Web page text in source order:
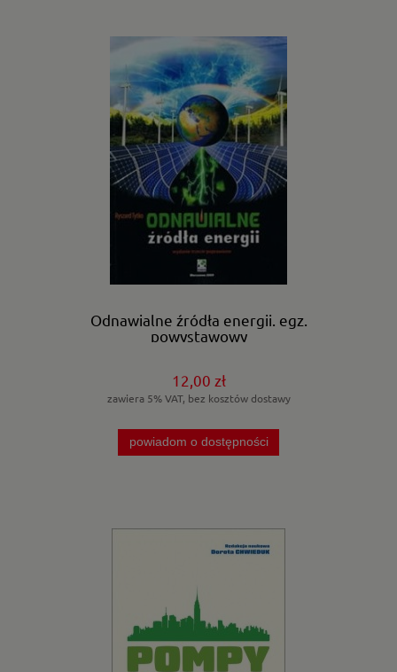
Odnawialne źródła energii. egz.
powystawowy
12,00 zł
zawiera 5% VAT, bez kosztów dostawy
powiadom o dostępności